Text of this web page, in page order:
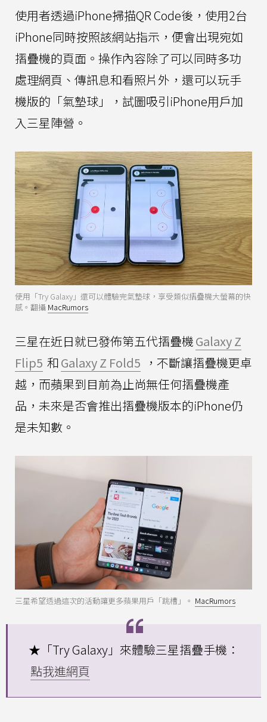
使用者透過iPhone掃描QR Code後，使用2台
iPhone同時按照該網站指示，便會出現宛如
摺疊機的頁面。操作內容除了可以同時多功
處理網頁、傳訊息和看照片外，還可以玩手
機版的「氣墊球」，試圖吸引iPhone用戶加
入三星陣營。
使用「Try Galaxy」還可以體驗完氣墊球，享受類似摺疊機大螢幕的快
感。翻攝 MacRumors
三星在近日就已發佈第五代摺疊機Galaxy Z
Flip5 和Galaxy Z Fold5 ，不斷讓摺疊機更卓
越，而蘋果到目前為止尚無任何摺疊機產
品，未來是否會推出摺疊機版本的iPhone仍
是未知數。
三星希望透過這次的活動讓更多蘋果用戶「跳槽」。 MacRumors
★「Try Galaxy」來體驗三星摺疊手機：
點我進網頁